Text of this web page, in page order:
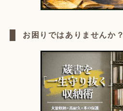
お困りではありませんか？